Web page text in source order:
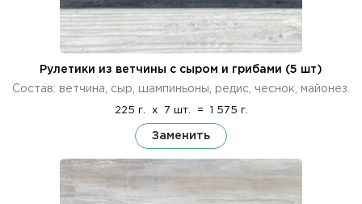
Рулетики из ветчины с сыром и грибами (5 шт)
Состав: ветчина, сыр, шампиньоны, редис, чеснок, майонез.
225 г. x 7 шт. = 1 575 г.
Заменить